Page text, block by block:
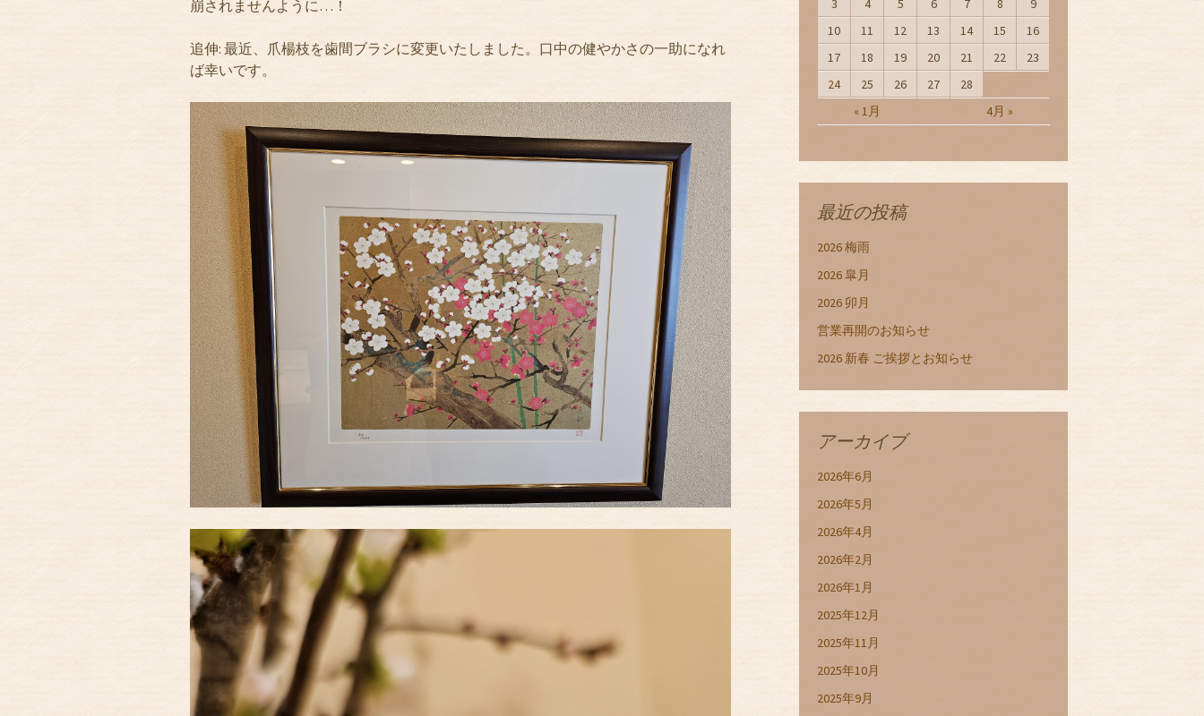
崩されませんように…！
追伸: 最近、爪楊枝を歯間ブラシに変更いたしました。口中の健やかさの一助になれ
ば幸いです。
« 1月 4月 »
3
4 5 6 7 8
9
10
11 12 13 14 15
16
17
18 19 20 21 22
23
24
25 26 27 28
最近の投稿
2026 梅雨
2026 皐月
2026 卯月
営業再開のお知らせ
2026 新春 ご挨拶とお知らせ
アーカイブ
2026年6月
2026年5月
2026年4月
2026年2月
2026年1月
2025年12月
2025年11月
2025年10月
2025年9月